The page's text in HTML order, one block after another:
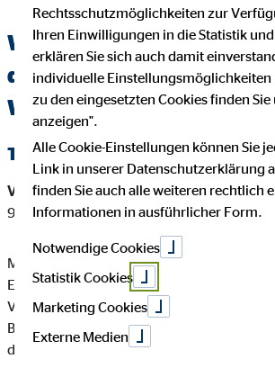
Wichtige
den OVB Berater Michael
Waiblingen-Beinstein
Tätigkeitsart
Versicherungsvermittler-
95
Michael Tischler ist ein
Erlaubnispflicht nach § 34 d Abs. 1 GewO,
Vermittlerregister gemäß § 34d Abs. 10
Bundesrepublik Deutschland
d GewO, §§ 59 - 68 VVG, VersVermV
Rechtsschutzmöglichkeiten zur
Ihren Einwilligungen in die Statistik
erklären Sie sich auch damit
individuelle
zu den eingesetzten Cookies finden
anzeigen".
Alle Cookie-Einstellungen können Sie
Link in unserer Datenschutzerklärung
finden Sie auch alle weiteren rechtlich
Informationen in ausführlicher Form.
Notwendige Cookies
Statistik Cookies
Marketing Cookies
Externe Medien